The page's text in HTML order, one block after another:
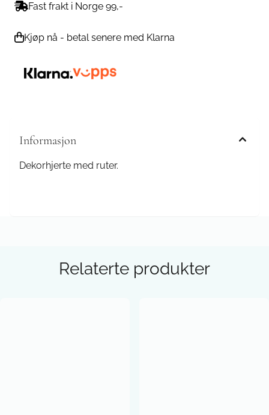
Fast frakt i Norge 99,-
Kjøp nå - betal senere med Klarna
Informasjon
Dekorhjerte med ruter.
Relaterte produkter